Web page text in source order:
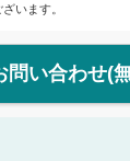
います。
問い合わせ(